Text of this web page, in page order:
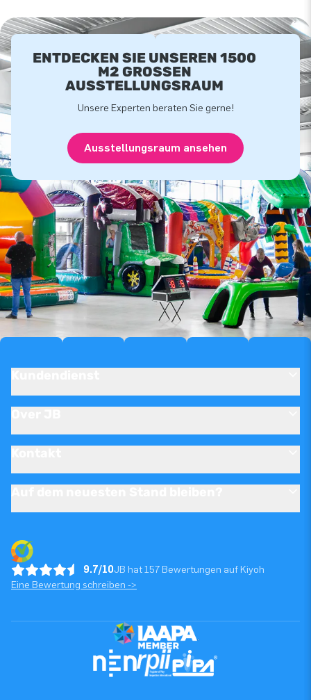
ENTDECKEN SIE UNSEREN 1500
M2 GROSSEN A
USSTELLUNGSRAUM
Unsere Experten beraten Sie gerne!
Ausstellungsraum ansehen
9.7/10JB hat 157 Bewertungen auf Kiyoh
Eine Bewertung schreiben ->